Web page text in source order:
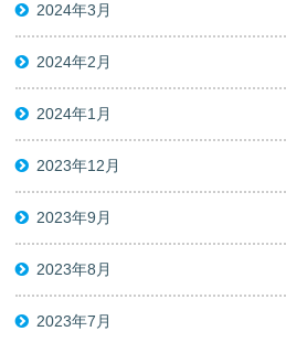
2024年3月
2024年2月
2024年1月
2023年12月
2023年9月
2023年8月
2023年7月